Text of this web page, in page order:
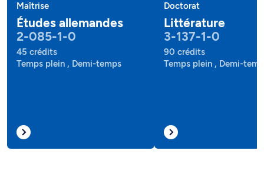
Maîtrise
Études allemandes
2-085-1-0
45 crédits
Temps plein , Demi-temps
Doctorat
Littérature
3-137-1-0
90 crédits
Temps plein , Demi-